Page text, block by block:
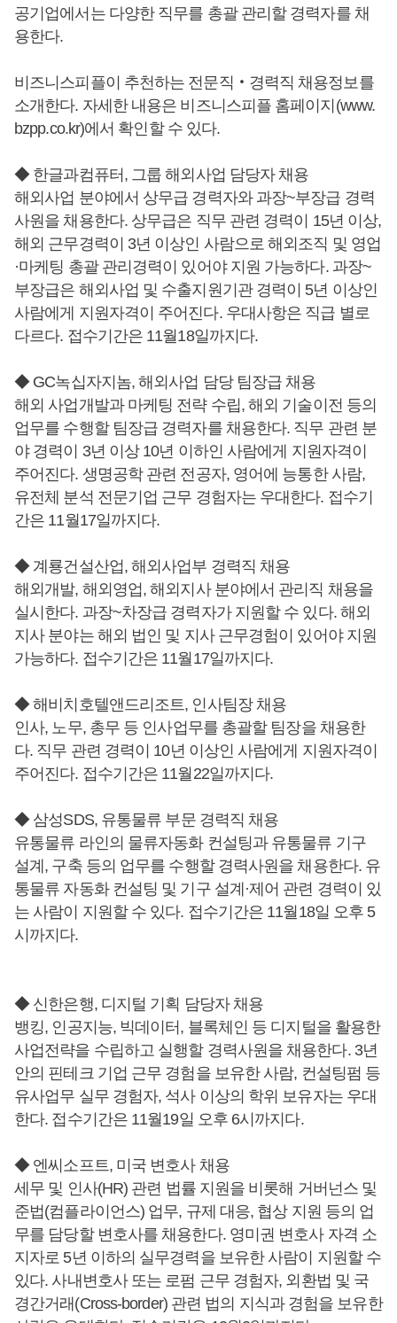
공기업에서는 다양한 직무를 총괄 관리할 경력자를 채
용한다.
비즈니스피플이 추천하는 전문직‧경력직 채용정보를
소개한다. 자세한 내용은 비즈니스피플 홈페이지(www.
bzpp.co.kr)에서 확인할 수 있다.
◆ 한글과컴퓨터, 그룹 해외사업 담당자 채용
해외사업 분야에서 상무급 경력자와 과장~부장급 경력
사원을 채용한다. 상무급은 직무 관련 경력이 15년 이상,
해외 근무경력이 3년 이상인 사람으로 해외조직 및 영업
·마케팅 총괄 관리경력이 있어야 지원 가능하다. 과장~
부장급은 해외사업 및 수출지원기관 경력이 5년 이상인
사람에게 지원자격이 주어진다. 우대사항은 직급 별로
다르다. 접수기간은 11월18일까지다.
◆ GC녹십자지놈, 해외사업 담당 팀장급 채용
해외 사업개발과 마케팅 전략 수립, 해외 기술이전 등의
업무를 수행할 팀장급 경력자를 채용한다. 직무 관련 분
야 경력이 3년 이상 10년 이하인 사람에게 지원자격이
주어진다. 생명공학 관련 전공자, 영어에 능통한 사람,
유전체 분석 전문기업 근무 경험자는 우대한다. 접수기
간은 11월17일까지다.
◆ 계룡건설산업, 해외사업부 경력직 채용
해외개발, 해외영업, 해외지사 분야에서 관리직 채용을
실시한다. 과장~차장급 경력자가 지원할 수 있다. 해외
지사 분야는 해외 법인 및 지사 근무경험이 있어야 지원
가능하다. 접수기간은 11월17일까지다.
◆ 해비치호텔앤드리조트, 인사팀장 채용
인사, 노무, 총무 등 인사업무를 총괄할 팀장을 채용한
다. 직무 관련 경력이 10년 이상인 사람에게 지원자격이
주어진다. 접수기간은 11월22일까지다.
◆ 삼성SDS, 유통물류 부문 경력직 채용
유통물류 라인의 물류자동화 컨설팅과 유통물류 기구
설계, 구축 등의 업무를 수행할 경력사원을 채용한다. 유
통물류 자동화 컨설팅 및 기구 설계·제어 관련 경력이 있
는 사람이 지원할 수 있다. 접수기간은 11월18일 오후 5
시까지다.
◆ 신한은행, 디지털 기획 담당자 채용
뱅킹, 인공지능, 빅데이터, 블록체인 등 디지털을 활용한
사업전략을 수립하고 실행할 경력사원을 채용한다. 3년
안의 핀테크 기업 근무 경험을 보유한 사람, 컨설팅펌 등
유사업무 실무 경험자, 석사 이상의 학위 보유자는 우대
한다. 접수기간은 11월19일 오후 6시까지다.
◆ 엔씨소프트, 미국 변호사 채용
세무 및 인사(HR) 관련 법률 지원을 비롯해 거버넌스 및
준법(컴플라이언스) 업무, 규제 대응, 협상 지원 등의 업
무를 담당할 변호사를 채용한다. 영미권 변호사 자격 소
지자로 5년 이하의 실무경력을 보유한 사람이 지원할 수
있다. 사내변호사 또는 로펌 근무 경험자, 외환법 및 국
경간거래(Cross-border) 관련 법의 지식과 경험을 보유한